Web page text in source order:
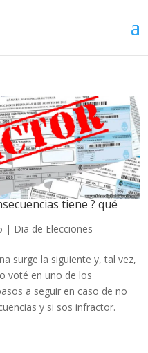
tiene ? qué
| Dia de Elecciones
surge la siguiente y, tal vez,
voté en uno de los
a seguir en caso de no
y si sos infractor.